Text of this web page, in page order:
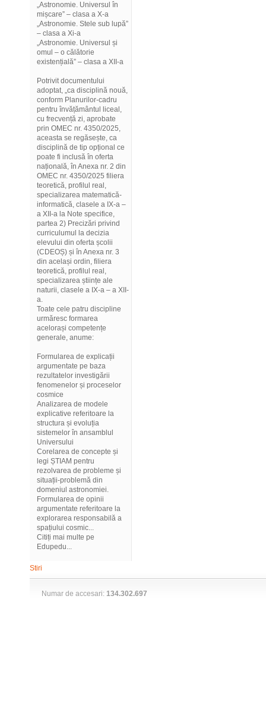
„Astronomie. Universul în
mișcare” – clasa a X-a
„Astronomie. Stele sub lupă”
– clasa a Xi-a
„Astronomie. Universul și
omul – o călătorie
existențială” – clasa a XII-a
Potrivit documentului
adoptat, „ca disciplină nouă,
conform Planurilor-cadru
pentru învățământul liceal,
cu frecvență zi, aprobate
prin OMEC nr. 4350/2025,
aceasta se regăsește, ca
disciplină de tip opțional ce
poate fi inclusă în oferta
națională, în Anexa nr. 2 din
OMEC nr. 4350/2025 filiera
teoretică, profilul real,
specializarea matematică-
informatică, clasele a IX-a –
a XII-a la Note specifice,
partea 2) Precizări privind
curriculumul la decizia
elevului din oferta școlii
(CDEOȘ) și în Anexa nr. 3
din același ordin, filiera
teoretică, profilul real,
specializarea științe ale
naturii, clasele a IX-a – a XII-
a.
Toate cele patru discipline
urmăresc formarea
acelorași competențe
generale, anume:
Formularea de explicații
argumentate pe baza
rezultatelor investigării
fenomenelor și proceselor
cosmice
Analizarea de modele
explicative referitoare la
structura și evoluția
sistemelor în ansamblul
Universului
Corelarea de concepte și
legi ȘTIAM pentru
rezolvarea de probleme și
situații-problemă din
domeniul astronomiei.
Formularea de opinii
argumentate referitoare la
explorarea responsabilă a
spațiului cosmic...
Citiți mai multe pe
Edupedu...
Stiri
Numar de accesari: 134.302.697